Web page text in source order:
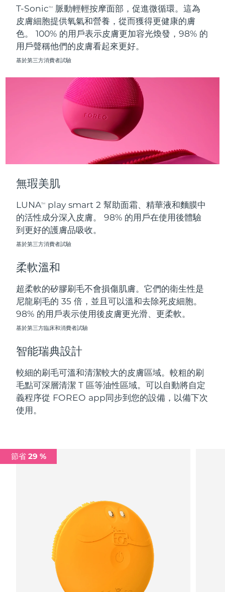
T-SonicTM
脈動輕輕按摩面部，促進微循環。這為
皮膚細胞提供氧氣和營養，從而獲得更健康的膚
色。 100% 的用戶表示皮膚更加容光煥發，98% 的
用戶聲稱他們的皮膚看起來更好。
基於第三方消費者試驗
無瑕美肌
LUNATM
play smart 2 幫助面霜、精華液和麵膜中
的活性成分深入皮膚。 98% 的用戶在使用後體驗
到更好的護膚品吸收。
基於第三方消費者試驗
柔軟溫和
超柔軟的矽膠刷毛不會損傷肌膚。它們的衛生性是
尼龍刷毛的 35 倍，並且可以溫和去除死皮細胞。
98% 的用戶表示使用後皮膚更光滑、更柔軟。
基於第三方臨床和消費者試驗
智能瑞典設計
較細的刷毛可溫和清潔較大的皮膚區域。較粗的刷
毛點可深層清潔 T 區等油性區域。可以自動將自定
義程序從 FOREO app同步到您的設備，以備下次
使用。
節省 29 %
波蘭 預計送達日期09/08/2026
葡萄牙 預計送達日期
預計送達日期
預計送達日期
俄羅斯 預計送達日期16/08/2026
沙烏地阿拉伯
新加坡 預計送達日期10/08/2026
斯洛伐克
南非 預計送達日期
南韓 預計送達日期10/08/2026
西班牙
瑞典
瑞士 預計送達日期 08/08/2026
台灣 預計送達日期 13/08/2026
土耳其
預計送達日期
預計送達日期
預計送達日期